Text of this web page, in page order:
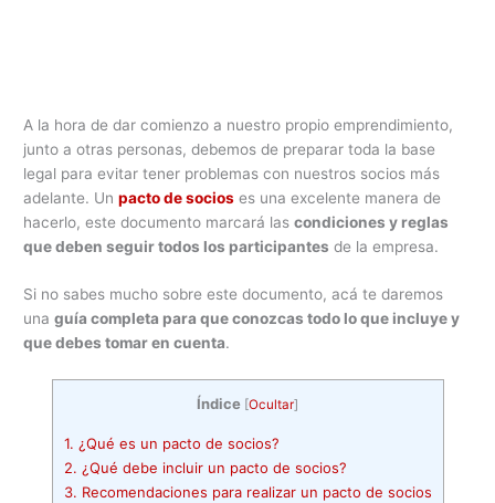
A la hora de dar comienzo a nuestro propio emprendimiento,
junto a otras personas, debemos de preparar toda la base
legal para evitar tener problemas con nuestros socios más
adelante. Unpacto de socios es una excelente manera de
hacerlo, este documento marcará lascondiciones y reglas
que deben seguir todos los participantes de la empresa.
Si no sabes mucho sobre este documento, acá te daremos
unaguía completa para que conozcas todo lo que incluye y
que debes tomar en cuenta.
Índice [Ocultar]
1. ¿Qué es un pacto de socios?
2. ¿Qué debe incluir un pacto de socios?
3. Recomendaciones para realizar un pacto de socios